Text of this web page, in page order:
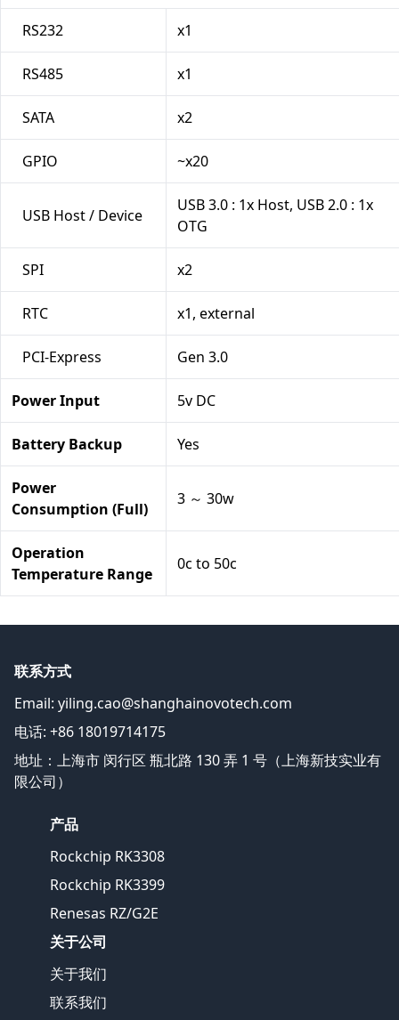
RS232 x1
RS485 x1
SATA x2
GPIO ~x20
USB Host / Device
USB 3.0 : 1x Host, USB 2.0 : 1x
OTG
SPI x2
RTC x1, external
PCI-Express Gen 3.0
Power Input 5v DC
Battery Backup Yes
Power
Consumption (Full)
3 ～ 30w
Operation
Temperature Range
0c to 50c
联系方式
Email: yiling.cao@shanghainovotech.com
电话: +86 18019714175
地址：上海市 闵行区 瓶北路 130 弄 1 号（上海新技实业有
限公司）
产品
Rockchip RK3308
Rockchip RK3399
Renesas RZ/G2E
关于公司
关于我们
联系我们